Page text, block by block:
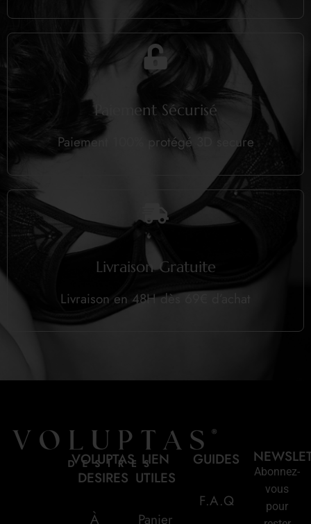
Paiement Sécurisé
Paiement 100% protégé 3D secure
Livraison Gratuite
Livraison en 48H dès 69€ d’achat
VOLUPTAS
DESIRES
À
LIEN
UTILES
Panier
GUIDES
F.A.Q
Abonnez-
vous
pour